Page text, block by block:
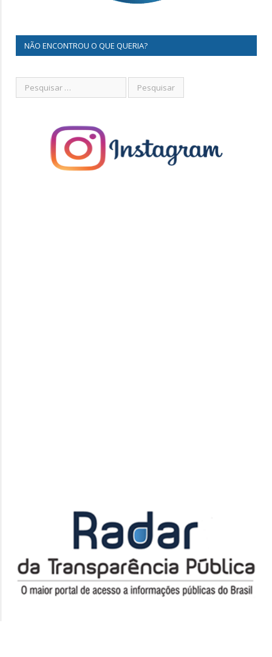
NÃO ENCONTROU O QUE QUERIA?